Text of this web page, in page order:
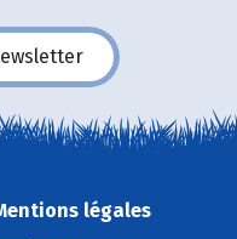
légales